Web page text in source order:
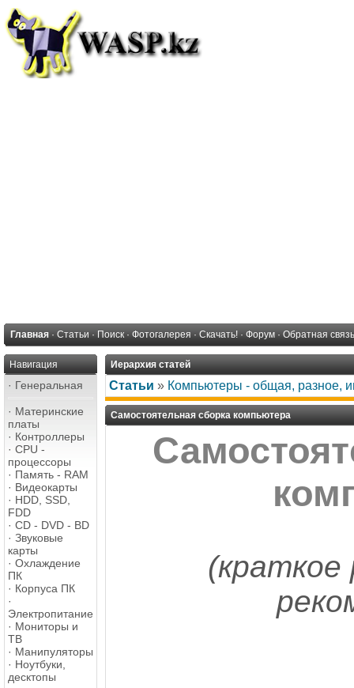
Главная · Статьи · Поиск · Фотогалерея · Скачать! · Форум · Обратная связь
Навигация
· Генеральная
· Материнские
платы
· Контроллеры
· CPU -
процессоры
· Память - RAM
· Видеокарты
· HDD, SSD,
FDD
· CD - DVD - BD
· Звуковые
карты
· Охлаждение
ПК
· Корпуса ПК
·
Электропитание
· Мониторы и
ТВ
· Манипуляторы
· Ноутбуки,
десктопы
Иерархия статей
Статьи » Компьютеры - общая, разное,
Самостоятельная сборка компьютера
(краткое